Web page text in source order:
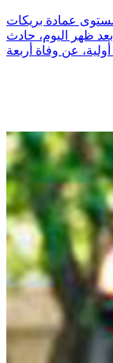
رقم 86، على مستوى عمادة بريكات
بعد ظهر اليوم، حادث